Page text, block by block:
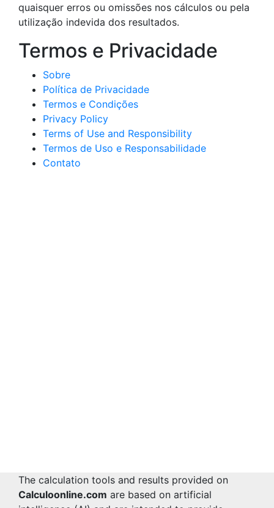
quaisquer erros ou omissões nos cálculos ou pela
utilização indevida dos resultados.
Termos e Privacidade
Sobre
Política de Privacidade
Termos e Condições
Privacy Policy
Terms of Use and Responsibility
Termos de Uso e Responsabilidade
Contato
The calculation tools and results provided on
Calculoonline.com are based on artificial